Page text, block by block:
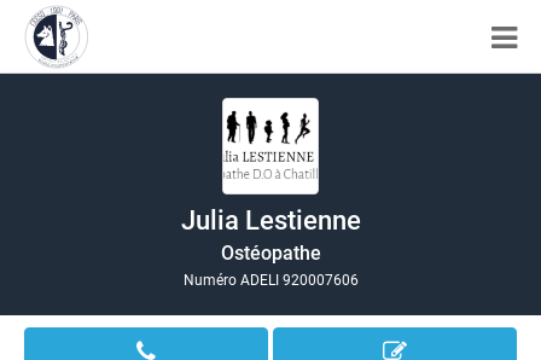
Julia Lestienne
Ostéopathe
Numéro ADELI 920007606